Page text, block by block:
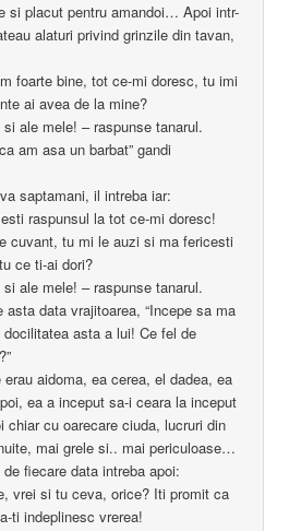
si placut pentru amandoi… Apoi intr-
alaturi privind grinzile din tavan,
foarte bine, tot ce-mi doresc, tu imi
ai avea de la mine?
ale mele! – raspunse tanarul.
am asa un barbat” gandi
saptamani, il intreba iar:
raspunsul la tot ce-mi doresc!
cuvant, tu mi le auzi si ma fericesti
ce ti-ai dori?
ale mele! – raspunse tanarul.
asta data vrajitoarea, “Incepe sa ma
asta a lui! Ce fel de
aidoma, ea cerea, el dadea, ea
ea a inceput sa-i ceara la inceput
chiar cu oarecare ciuda, lucruri din
mai grele si.. mai periculoase…
fiecare data intreba apoi:
vrei si tu ceva, orice? Iti promit ca
ti indeplinesc vrerea!